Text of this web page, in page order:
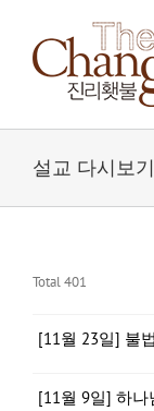
content
설교 다시보기
Total 401
[11월 23일] 불
[11월 9일] 하나